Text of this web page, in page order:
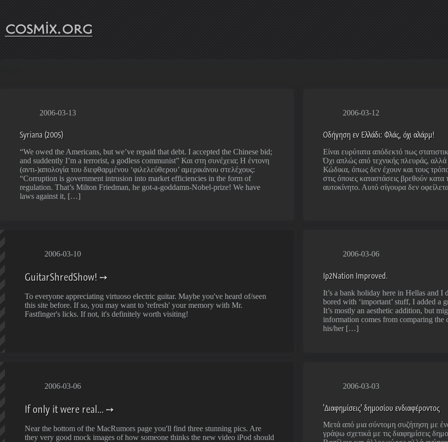
2006-03-13
Syriana (2005)
“We owed the Americans, but we’ve repaid that debt. I accepted the Chinese bid;
and suddently I’m a terrorist, a godless communist” Και στη συνέχεια; Η έντονη
(αντι-)απολογία του διεφθαρμένου ‘φιλελεύθερου’ αμερικάνου στελέχους:
“Corruption is government intrusion into market efficiencies in the form of
regulation. That’s Milton Friedman, he got-a-goddamn-Nobel-prize! We have
laws against it, […]
2006-03-12
Οδήγηση εν Ελλάδι: Φλάς, όχι αλάρμ!
Είναι ευρύτατα απόδεκτό πως
Όχι απλώς από τεχνικής πλευράς,
Κώδικα, όπως δεν έχουν και τους
στις όποιες καταστάσεις βρεθούν
αυτοκίνητο. Αυτό σίγουρα δεν
2006-03-10
GuitarShredShow!
To everyone appreciating virtuoso electric guitar. Maybe you've heard of/seen
this site before. If so, you may want to 'refresh' your memory with Mr.
Fastfinger's licks. If not, it's definitely worth visiting!
2006-03-06
Ip2Nation Improved.
It’s a bank holiday here in Hellas and
bored with ‘important’ stuff, I added a
It’s mostly an aesthetic addition, but
information comes from comparing the
his/her […]
2006-03-06
If only it were real…
Near the bottom of the MacRumors page you'll find three stunning pics. Are
they very good mock images of how someone thinks the new video iPod should
2006-03-03
'Διαφημίσεις' δημοσίου ενδιαφέροντος
Μετά από μια σύντομη συζήτηση με
γράψω σχετικά με τις διαφημίσεις